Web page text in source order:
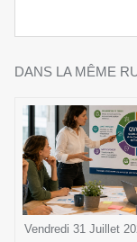
DANS LA MÊME
Vendredi 31 Juillet